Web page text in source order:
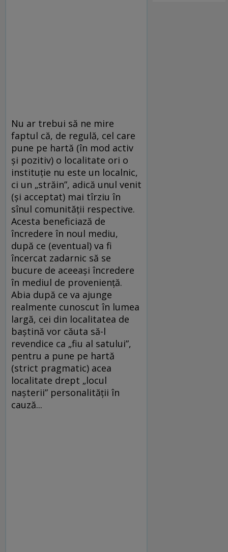
Nu ar trebui să ne mire
faptul că, de regulă, cel care
pune pe hartă (în mod activ
și pozitiv) o localitate ori o
instituție nu este un localnic,
ci un „străin”, adică unul venit
(și acceptat) mai tîrziu în
sînul comunității respective.
Acesta beneficiază de
încredere în noul mediu,
după ce (eventual) va fi
încercat zadarnic să se
bucure de aceeași încredere
în mediul de proveniență.
Abia după ce va ajunge
realmente cunoscut în lumea
largă, cei din localitatea de
baștină vor căuta să-l
revendice ca „fiu al satului”,
pentru a pune pe hartă
(strict pragmatic) acea
localitate drept „locul
nașterii” personalității în
cauză...